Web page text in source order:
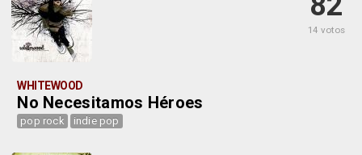
14 votos
WHITEWOOD
No Necesitamos Héroes
pop rock indie pop